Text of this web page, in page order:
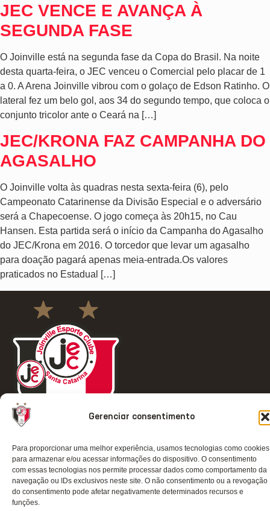
Gerenciar consentimento
Para proporcionar uma melhor experiência, usamos tecnologias como cookies
para armazenar e/ou acessar informações do dispositivo. O consentimento
com essas tecnologias nos permite processar dados como comportamento da
navegação ou IDs exclusivos neste site. O não consentimento ou a revogação
do consentimento pode afetar negativamente determinados recursos e
funções.
JEC VENCE E AVANÇA À
SEGUNDA FASE
O Joinville está na segunda fase da Copa do Brasil. Na noite
desta quarta-feira, o JEC venceu o Comercial pelo placar de 1
a 0. A Arena Joinville vibrou com o golaço de Edson Ratinho. O
lateral fez um belo gol, aos 34 do segundo tempo, que coloca o
conjunto tricolor ante o Ceará na […]
JEC/KRONA FAZ CAMPANHA DO
AGASALHO
O Joinville volta às quadras nesta sexta-feira (6), pelo
Campeonato Catarinense da Divisão Especial e o adversário
será a Chapecoense. O jogo começa às 20h15, no Cau
Hansen. Esta partida será o início da Campanha do Agasalho
do JEC/Krona em 2016. O torcedor que levar um agasalho
para doação pagará apenas meia-entrada.Os valores
praticados no Estadual […]
ACESSO
RÁPIDO
Home
Clube
REDES
SOCIAIS
Instagram
OUTRAS
REDES
TikTok
Contato
Comunicação